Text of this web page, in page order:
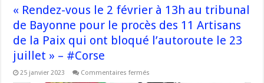
« Rendez-vous le 2 février à 13h au tribunal
de Bayonne pour le procès des 11 Artisans
de la Paix qui ont bloqué l’autoroute le 23
juillet » – #Corse
25 janvier 2023 Commentaires fermés